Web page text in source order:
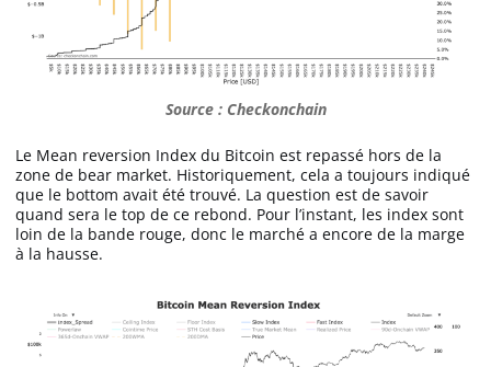
Source : Checkonchain
Le Mean reversion Index du Bitcoin est repassé hors de la
zone de bear market. Historiquement, cela a toujours indiqué
que le bottom avait été trouvé. La question est de savoir
quand sera le top de ce rebond. Pour l’instant, les index sont
loin de la bande rouge, donc le marché a encore de la marge
à la hausse.